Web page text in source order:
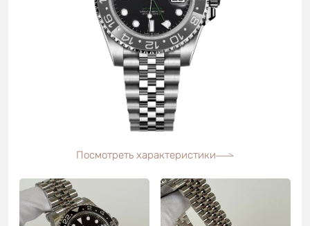
Посмотреть характеристики